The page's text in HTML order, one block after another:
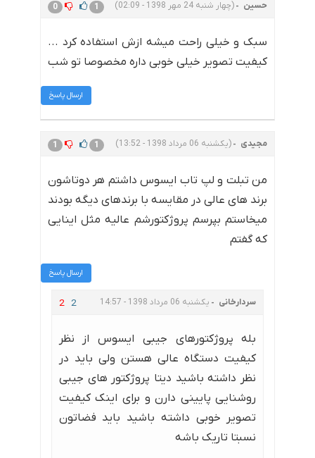
حسین (چهار شنبه 24 مهر 1398 - 02:09) 0 1
سبک و خیلی راحت میشه ازش استفاده کرد ...
کیفیت تصویر خیلی خوبی داره مخصوصا تو شب
ارسال پاسخ
مجیدی (یکشنبه 06 مرداد 1398 - 13:52) 1 1
من تبلت و لپ تاب ایسوس داشتم هر دوتاشون
برند های عالی در مقایسه با برندهای دیگه بودند
میخاستم بپرسم پروژکتورشم عالیه مثل اینایی
که گفتم
ارسال پاسخ
سردارخانی یکشنبه 06 مرداد 1398 - 14:57 2 2
بله پروژکتورهای جیبی ایسوس از نظر
کیفیت دستگاه عالی هستن ولی باید در
نظر داشته باشید دیتا پروژکتور های جیبی
روشنایی پایینی دارن و برای اینک کیفیت
تصویر خوبی داشته باشید باید فضاتون
نسبتا تاریک باشه